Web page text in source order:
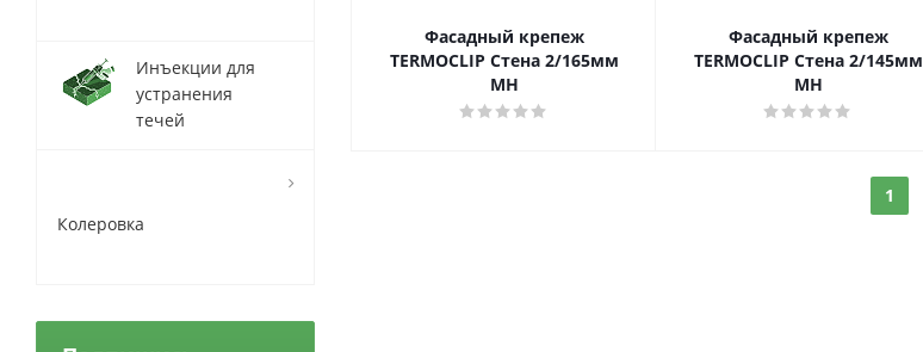
Фасадный крепеж
TERMOCLIP Стена 2/165мм
MH
Фасадный крепеж
TERMOCLIP Стена 2/145мм
MH
1
Инъекции для
устранения
течей
Колеровка